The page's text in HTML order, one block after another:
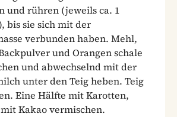
und rühren (jeweils ca. 1
bis sie sich mit der
verbunden haben. Mehl,
und Orangen­ schale
und abwechselnd mit der
unter den Teig heben. Teig
Eine Hälfte mit Karotten,
Kakao vermischen.